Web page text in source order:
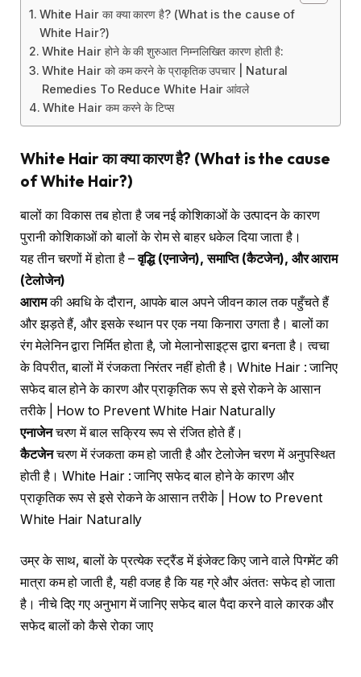
White Hair का क्या कारण है? (What is the cause of
White Hair?)
White Hair होने के की शुरुआत निम्नलिखित कारण होती है:
White Hair को कम करने के प्राकृतिक उपचार | Natural
Remedies To Reduce White Hair आंवले
White Hair कम करने के टिप्स
White Hairका क्या कारण है? (What is the cause
of White Hair?)
बालों का विकास तब होता है जब नई कोशिकाओं के उत्पादन के कारण
पुरानी कोशिकाओं को बालों के रोम से बाहर धकेल दिया जाता है।
यह तीन चरणों में होता है –वृद्धि (एनाजेन),समाप्ति (कैटजेन), और आराम
(टेलोजेन)
आरामकी अवधि के दौरान, आपके बाल अपने जीवन काल तक पहुँचते हैं
और झड़ते हैं, और इसके स्थान पर एक नया किनारा उगता है। बालों का
रंग मेलेनिन द्वारा निर्मित होता है, जो मेलानोसाइट्स द्वारा बनता है। त्वचा
के विपरीत, बालों में रंजकता निरंतर नहीं होती है। White Hair : जानिए
सफेद बाल होने के कारण और प्राकृतिक रूप से इसे रोकने के आसान
तरीके | How to Prevent White Hair Naturally
एनाजेनचरण में बाल सक्रिय रूप से रंजित होते हैं।
कैटजेनचरण में रंजकता कम हो जाती है और टेलोजेन चरण में अनुपस्थित
होती है। White Hair : जानिए सफेद बाल होने के कारण और
प्राकृतिक रूप से इसे रोकने के आसान तरीके | How to Prevent
White Hair Naturally
उम्र के साथ, बालों के प्रत्येक स्ट्रैंड में इंजेक्ट किए जाने वाले पिगमेंट की
मात्रा कम हो जाती है, यही वजह है कि यह ग्रे और अंततः सफेद हो जाता
है। नीचे दिए गए अनुभाग में जानिए सफेद बाल पैदा करने वाले कारक और
सफेद बालों को कैसे रोका जाए